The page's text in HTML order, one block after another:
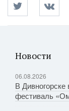
Новости
06.08.2026
В Дивногорске
фестиваль